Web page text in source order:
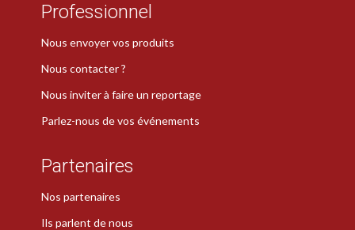
Professionnel
Nous envoyer vos produits
Nous contacter ?
Nous inviter à faire un reportage
Parlez-nous de vos événements
Partenaires
Nos partenaires
Ils parlent de nous